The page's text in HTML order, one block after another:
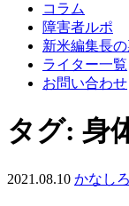
コラム
障害者ルポ
新米編集長
ライター一覧
お問い合わせ
タグ: 身
2021.08.10 かなし